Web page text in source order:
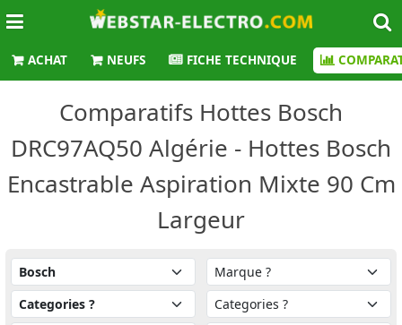
ACHAT NEUFS FICHE TECHNIQUE
Comparatifs Hottes Bosch
DRC97AQ50 Algérie - Hottes Bosch
Encastrable Aspiration Mixte 90 Cm
Largeur